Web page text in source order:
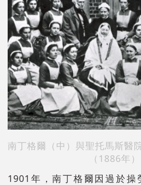
南丁格爾（中）與聖托馬斯醫
（ 1886年 ）
1901年，南丁格爾因過於操